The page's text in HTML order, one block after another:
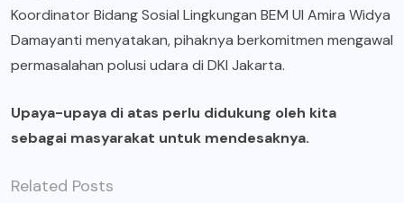
Koordinator Bidang Sosial Lingkungan BEM UI Amira Widya
Damayanti menyatakan, pihaknya berkomitmen mengawal
permasalahan polusi udara di DKI Jakarta.
Upaya-upaya di atas perlu didukung oleh kita
sebagai masyarakat untuk mendesaknya.
Related Posts